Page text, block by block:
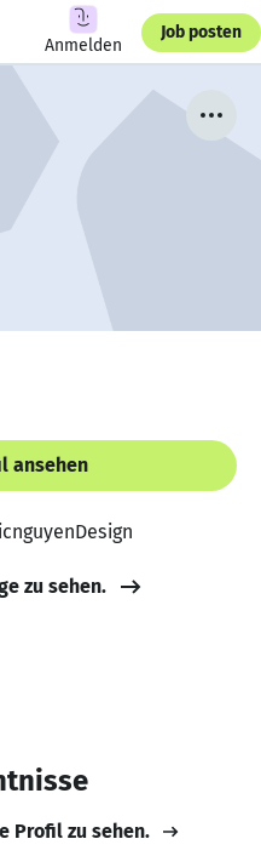
Anmelden
Job posten
ansehen
zu sehen.
Profil zu sehen.